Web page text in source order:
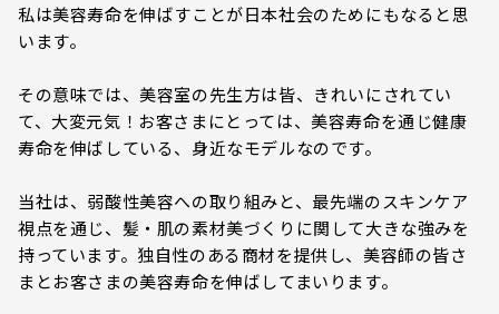
私は美容寿命を伸ばすことが日本社会のためにもなると思
います。
その意味では、美容室の先生方は皆、きれいにされてい
て、大変元気！お客さまにとっては、美容寿命を通じ健康
寿命を伸ばしている、身近なモデルなのです。
当社は、弱酸性美容への取り組みと、最先端のスキンケア
視点を通じ、髪・肌の素材美づくりに関して大きな強みを
持っています。独自性のある商材を提供し、美容師の皆さ
まとお客さまの美容寿命を伸ばしてまいります。